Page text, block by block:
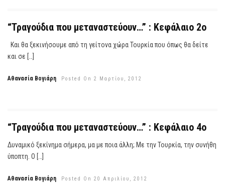
“Τραγούδια που μεταναστεύουν…” : Κεφάλαιο 2ο
Και θα ξεκινήσουμε από τη γείτονα χώρα Τουρκία που όπως θα δείτε
και σε […]
Αθανασία Βογιάρη Posted On 2 Μαρτίου, 2012
“Τραγούδια που μεταναστεύουν…” : Κεφάλαιο 4o
Δυναμικό ξεκίνημα σήμερα, μα με ποια άλλη; Με την Τουρκία, την συνήθη
ύποπτη. Ο […]
Αθανασία Βογιάρη Posted On 20 Απριλίου, 2012